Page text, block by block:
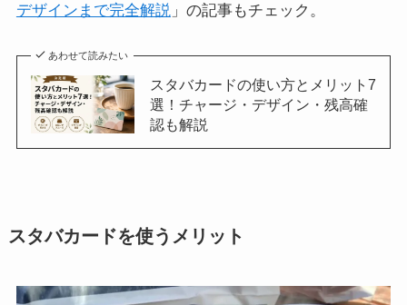
デザインまで完全解説」の記事もチェック。
あわせて読みたい
スタバカードの使い方とメリット7
選！チャージ・デザイン・残高確
認も解説
スタバカードを使うメリット